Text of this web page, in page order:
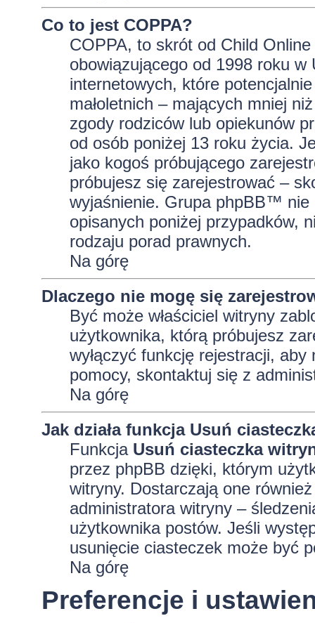
Co to jest COPPA?
COPPA, to skrót od Child
obowiązującego od 1998 roku w
internetowych, które
małoletnich – mających mniej
zgody rodziców lub opiekunów
od osób poniżej 13 roku życia.
jako kogoś próbującego
próbujesz się zarejestrować –
wyjaśnienie. Grupa phpBB™ nie
opisanych poniżej przypadków,
rodzaju porad prawnych.
Na górę
Dlaczego nie mogę się
Być może właściciel witryny
użytkownika, którą próbujesz
wyłączyć funkcję rejestracji,
pomocy, skontaktuj się z
Na górę
Jak działa funkcja Usuń
Funkcja Usuń ciasteczka
przez phpBB dzięki, którym
witryny. Dostarczają one
administratora witryny –
użytkownika postów. Jeśli
usunięcie ciasteczek może być
Na górę
Preferencje i